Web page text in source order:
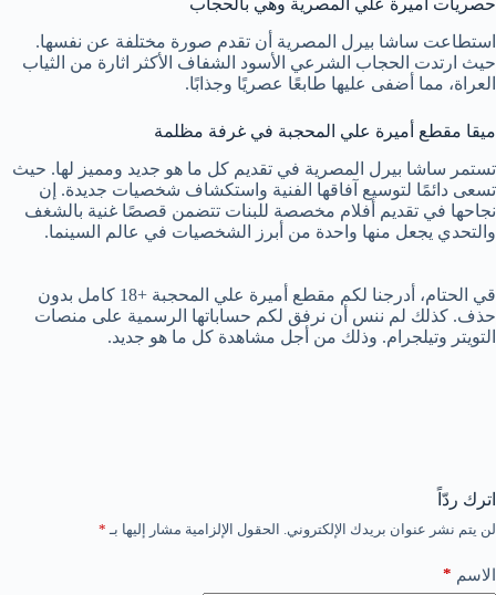
حصريات أميرة علي المصرية وهي بالحجاب
استطاعت ساشا بيرل المصرية أن تقدم صورة مختلفة عن نفسها.
حيث ارتدت الحجاب الشرعي الأسود الشفاف الأكثر اثارة من الثياب
العراة، مما أضفى عليها طابعًا عصريًا وجذابًا.
ميقا مقطع أميرة علي المحجبة في غرفة مظلمة
تستمر ساشا بيرل المصرية في تقديم كل ما هو جديد ومميز لها. حيث
تسعى دائمًا لتوسيع آفاقها الفنية واستكشاف شخصيات جديدة. إن
نجاحها في تقديم أفلام مخصصة للبنات تتضمن قصصًا غنية بالشغف
والتحدي يجعل منها واحدة من أبرز الشخصيات في عالم السينما.
قي الحتام، أدرجنا لكم مقطع أميرة علي المحجبة +18 كامل بدون
حذف. كذلك لم ننس أن نرفق لكم حساباتها الرسمية على منصات
التويتر وتيلجرام. وذلك من أجل مشاهدة كل ما هو جديد.
اترك ردّاً
لن يتم نشر عنوان بريدك الإلكتروني. الحقول الإلزامية مشار إليها بـ *
الاسم *